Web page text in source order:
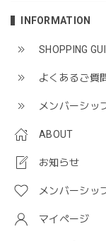
INFORMATION
SHOPPING
よくあるご質
メンバーシッ
ABOUT
お知らせ
メンバーシッ
マイページ